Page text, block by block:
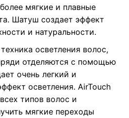
мягкие и плавные
Шатуш создает эффект
и натуральности.
осветления волос,
отделяются с помощью
очень легкий и
осветления. AirTouch
типов волос и
мягкие переходы